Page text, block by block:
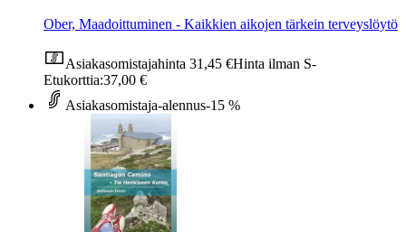
Ober, Maadoittuminen - Kaikkien aikojen tärkein terveyslöytö
Asiakasomistajahinta 31,45 €Hinta ilman S-
Etukorttia:37,00 €
Asiakasomistaja-alennus-15 %